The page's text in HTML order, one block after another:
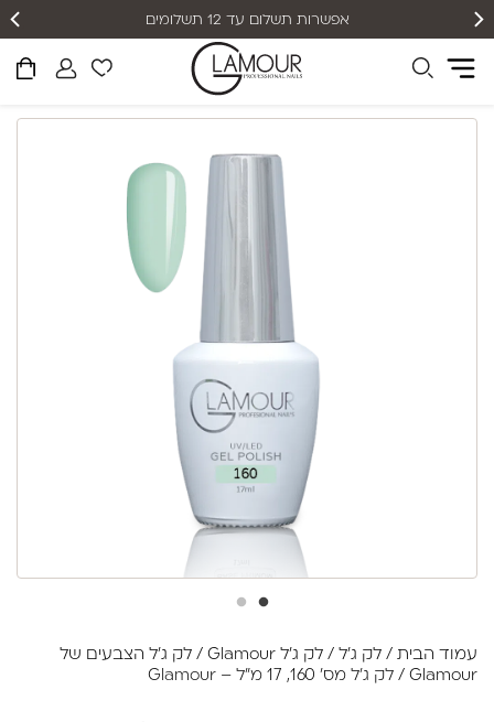
אפשרות תשלום עד 12 תשלומים
עמוד הבית / לק ג'ל / לק ג'ל Glamour / לק ג'ל הצבעים של
Glamour / לק ג'ל מס' 160, 17 מ"ל – Glamour